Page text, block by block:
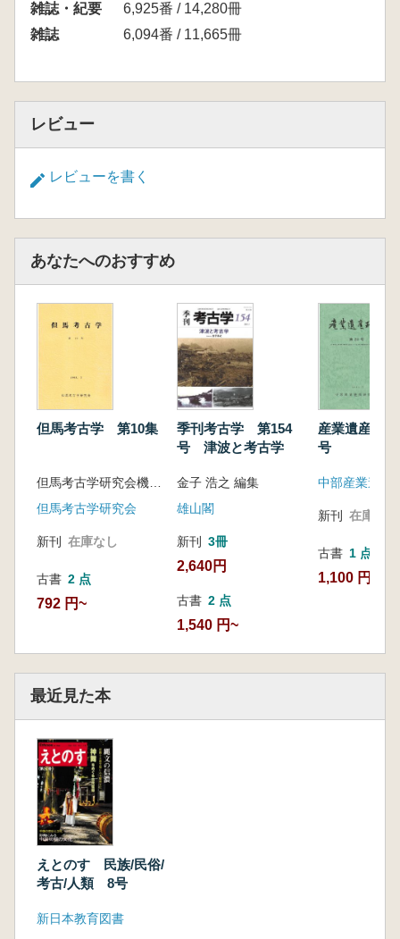
雑誌・紀要
6,925番 / 14,280冊
雑誌
6,094番 / 11,665冊
レビュー
レビューを書く
あなたへのおすすめ
但馬考古学 第10集
但馬考古学研究会機関誌担当幹事 編
但馬考古学研究会
新刊 在庫なし
古書 2 点
792 円~
季刊考古学 第154
号 津波と考古学
金子 浩之 編集
雄山閣
新刊 3冊
2,640円
古書 2 点
1,540 円~
産業遺産研
号
中部産業遺産
新刊 在庫なし
古書 1 点
1,100 円
最近見た本
えとのす 民族/民俗/
考古/人類 8号
新日本教育図書